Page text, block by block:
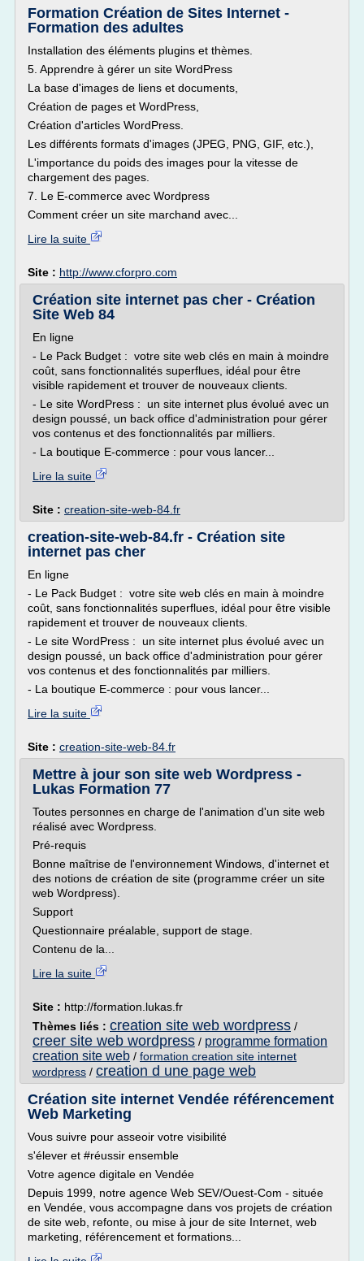
Formation Création de Sites Internet -
Formation des adultes
Installation des éléments plugins et thèmes.
5. Apprendre à gérer un site WordPress
La base d'images de liens et documents,
Création de pages et WordPress,
Création d'articles WordPress.
Les différents formats d'images (JPEG, PNG, GIF, etc.),
L'importance du poids des images pour la vitesse de
chargement des pages.
7. Le E-commerce avec Wordpress
Comment créer un site marchand avec...
Lire la suite
Site : http://www.cforpro.com
Création site internet pas cher - Création
Site Web 84
En ligne
- Le Pack Budget : votre site web clés en main à moindre
coût, sans fonctionnalités superflues, idéal pour être
visible rapidement et trouver de nouveaux clients.
- Le site WordPress : un site internet plus évolué avec un
design poussé, un back office d'administration pour gérer
vos contenus et des fonctionnalités par milliers.
- La boutique E-commerce : pour vous lancer...
Lire la suite
Site : creation-site-web-84.fr
creation-site-web-84.fr - Création site
internet pas cher
En ligne
- Le Pack Budget : votre site web clés en main à moindre
coût, sans fonctionnalités superflues, idéal pour être visible
rapidement et trouver de nouveaux clients.
- Le site WordPress : un site internet plus évolué avec un
design poussé, un back office d'administration pour gérer
vos contenus et des fonctionnalités par milliers.
- La boutique E-commerce : pour vous lancer...
Lire la suite
Site : creation-site-web-84.fr
Mettre à jour son site web Wordpress -
Lukas Formation 77
Toutes personnes en charge de l'animation d'un site web
réalisé avec Wordpress.
Pré-requis
Bonne maîtrise de l'environnement Windows, d'internet et
des notions de création de site (programme créer un site
web Wordpress).
Support
Questionnaire préalable, support de stage.
Contenu de la...
Lire la suite
Site : http://formation.lukas.fr
Thèmes liés : creation site web wordpress /
creer site web wordpress / programme formation
creation site web / formation creation site internet
wordpress / creation d une page web
Création site internet Vendée référencement
Web Marketing
Vous suivre pour asseoir votre visibilité
s'élever et #réussir ensemble
Votre agence digitale en Vendée
Depuis 1999, notre agence Web SEV/Ouest-Com - située
en Vendée, vous accompagne dans vos projets de création
de site web, refonte, ou mise à jour de site Internet, web
marketing, référencement et formations...